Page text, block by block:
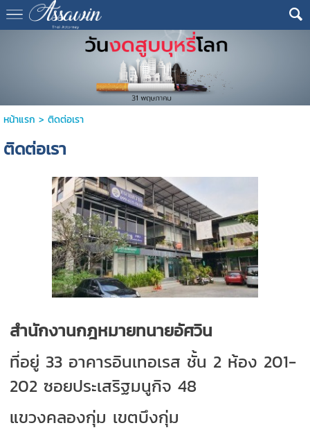
หน้าแรก > ติดต่อเรา
ติดต่อเรา
สำนักงานกฎหมายทนายอัศวิน
ที่อยู่ 33 อาคารอินเทอเรส ชั้น 2 ห้อง 201-
202 ซอยประเสริฐมนูกิจ 48
แขวงคลองกุ่ม เขตบึงกุ่ม